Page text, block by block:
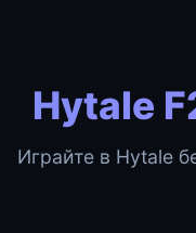
Hytale
Играйте в Hytale